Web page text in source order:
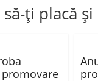
ți placă și